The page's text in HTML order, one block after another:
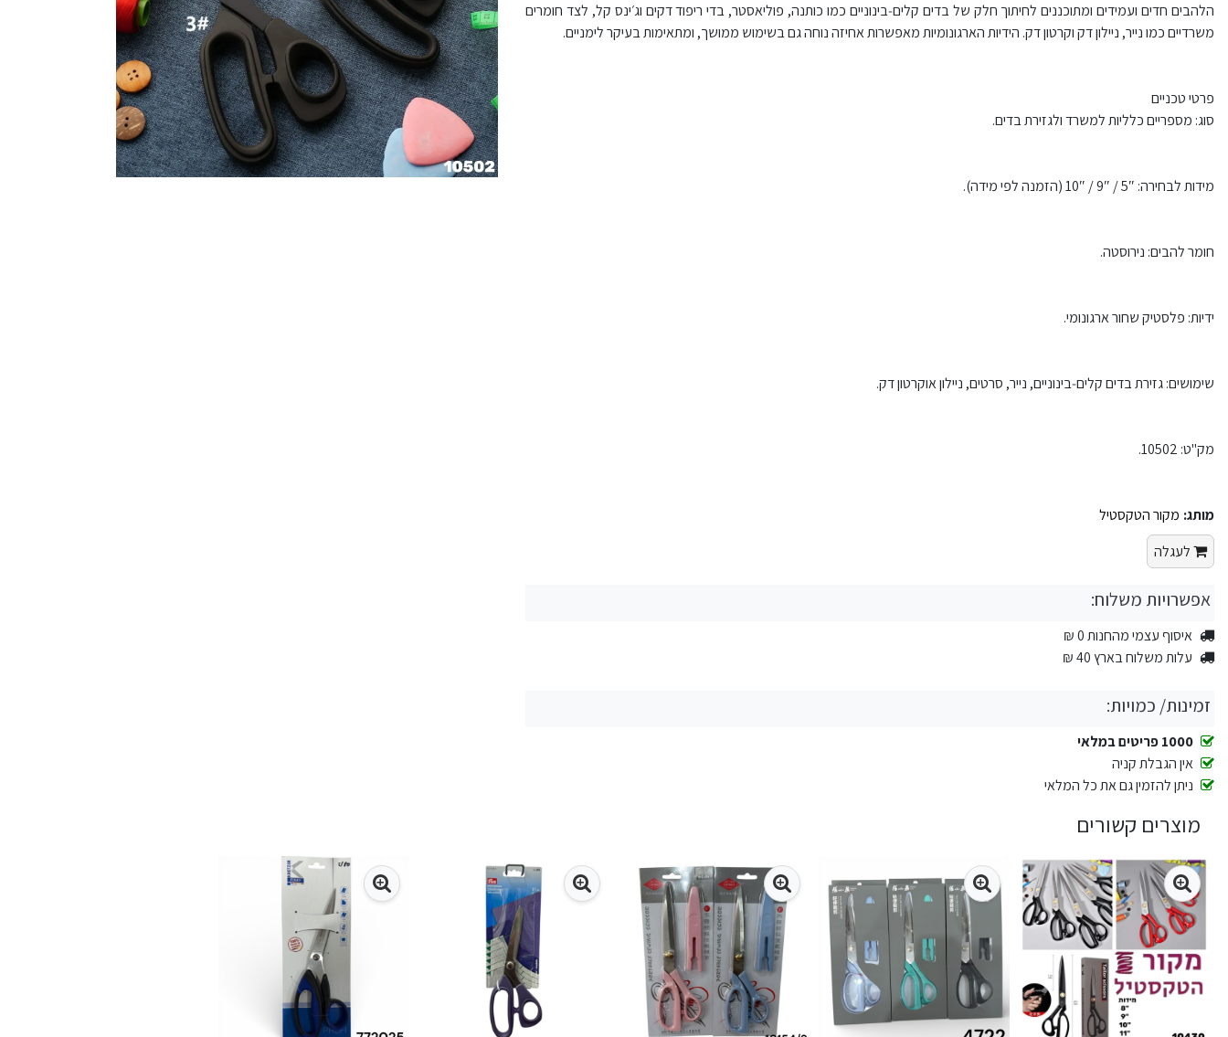
הלהבים חדים ועמידים ומתוכננים לחיתוך חלק של בדים קלים‑בינוניים כמו כותנה, פוליאסטר, בדי ריפוד דקים וג׳ינס קל, לצד חומרים
משרדיים כמו נייר, ניילון דק וקרטון דק. הידיות הארגונומיות מאפשרות אחיזה נוחה גם בשימוש ממושך, ומתאימות בעיקר לימניים.
פרטי טכניים
סוג: מספריים כלליות למשרד ולגזירת בדים.
מידות לבחירה: 5″ / 9″ / 10″ (הזמנה לפי מידה).
חומר להבים: נירוסטה.
ידיות: פלסטיק שחור ארגונומי.
שימושים: גזירת בדים קלים‑בינוניים, נייר, סרטים, ניילון אוקרטון דק.
מק"ט: 10502.
מותג: מקור הטקסטיל
לעגלה
אפשרויות משלוח:
איסוף עצמי מהחנות 0 ₪
עלות משלוח בארץ 40 ₪
זמינות/ כמויות:
1000 פריטים במלאי
אין הגבלת קניה
ניתן להזמין גם את כל המלאי
מוצרים קשורים